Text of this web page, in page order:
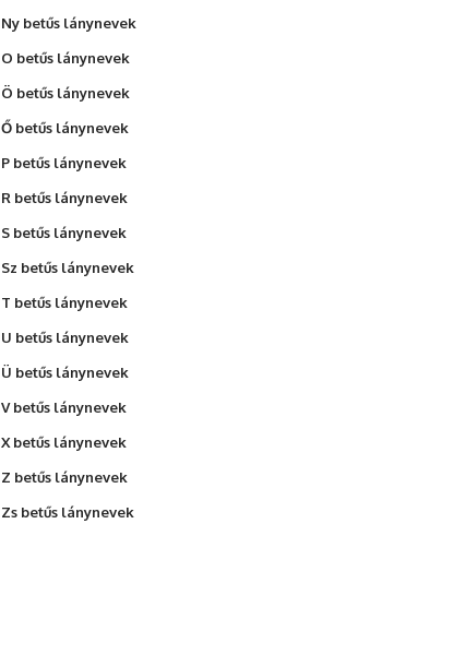
Ny betűs lánynevek
O betűs lánynevek
Ö betűs lánynevek
Ő betűs lánynevek
P betűs lánynevek
R betűs lánynevek
S betűs lánynevek
Sz betűs lánynevek
T betűs lánynevek
U betűs lánynevek
Ü betűs lánynevek
V betűs lánynevek
X betűs lánynevek
Z betűs lánynevek
Zs betűs lánynevek